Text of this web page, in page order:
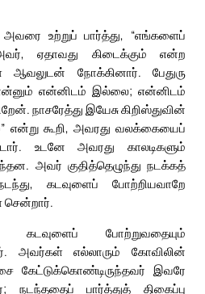
அவரை உற்றுப் பார்த்து, “எங்களைப்
ஏதாவது கிடைக்கும் என்ற
ஆவலுடன் நோக்கினார். பேதுரு
என்னிடம் இல்லை; என்னிடம்
நாசரேத்து இயேசு கிறிஸ்துவின்
என்று கூறி, அவரது வலக்கையைப்
உடனே அவரது காலடிகளும்
அவர் குதித்தெழுந்து நடக்கத்
கடவுளைப் போற்றியவாறே
சென்றார்.
கடவுளைப் போற்றுவதையும்
அவர்கள் எல்லாரும் கோவிலின்
கேட்டுக்கொண்டிருந்தவர் இவரே
பார்த்துத் திகைப்பு